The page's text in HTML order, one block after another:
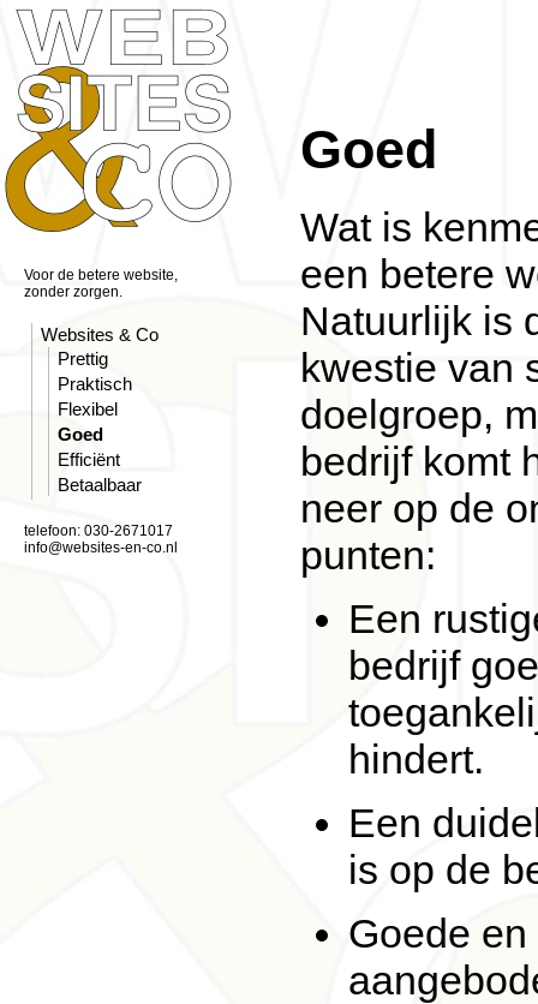
Voor de betere website,
zonder zorgen.
Websites & Co
Prettig
Praktisch
Flexibel
Goed
Efficiënt
Betaalbaar
telefoon: 030-2671017
info@websites-en-co.nl
Goed
Wat is
een betere
Natuurlijk is
kwestie van
doelgroep,
bedrijf komt
neer op de
punten:
Een
bedrijf
hindert.
Een
is op de
Goede